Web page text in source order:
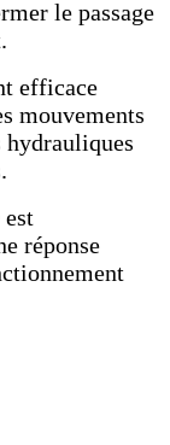
le passage
efficace
mouvements
hydrauliques
réponse